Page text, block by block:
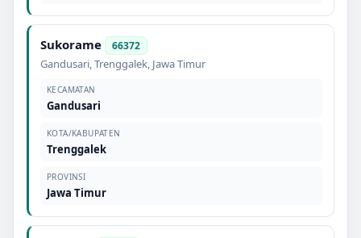
Sukorame 66372
Gandusari,Trenggalek, Jawa Timur
KECAMATAN
Gandusari
KOTA/KABUPATEN
Trenggalek
PROVINSI
Jawa Timur